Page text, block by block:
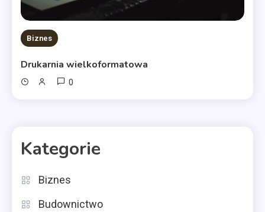
Biznes
Drukarnia wielkoformatowa
0
Kategorie
Biznes
Budownictwo